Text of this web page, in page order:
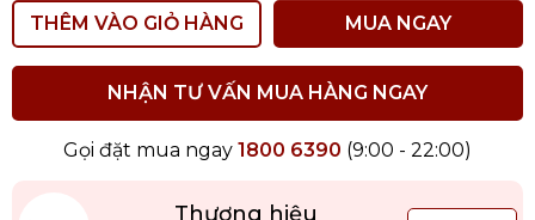
THÊM VÀO GIỎ HÀNG MUA NGAY
NHẬN TƯ VẤN MUA HÀNG NGAY
Gọi đặt mua ngay 1800 6390 (9:00 - 22:00)
Thương hiệu